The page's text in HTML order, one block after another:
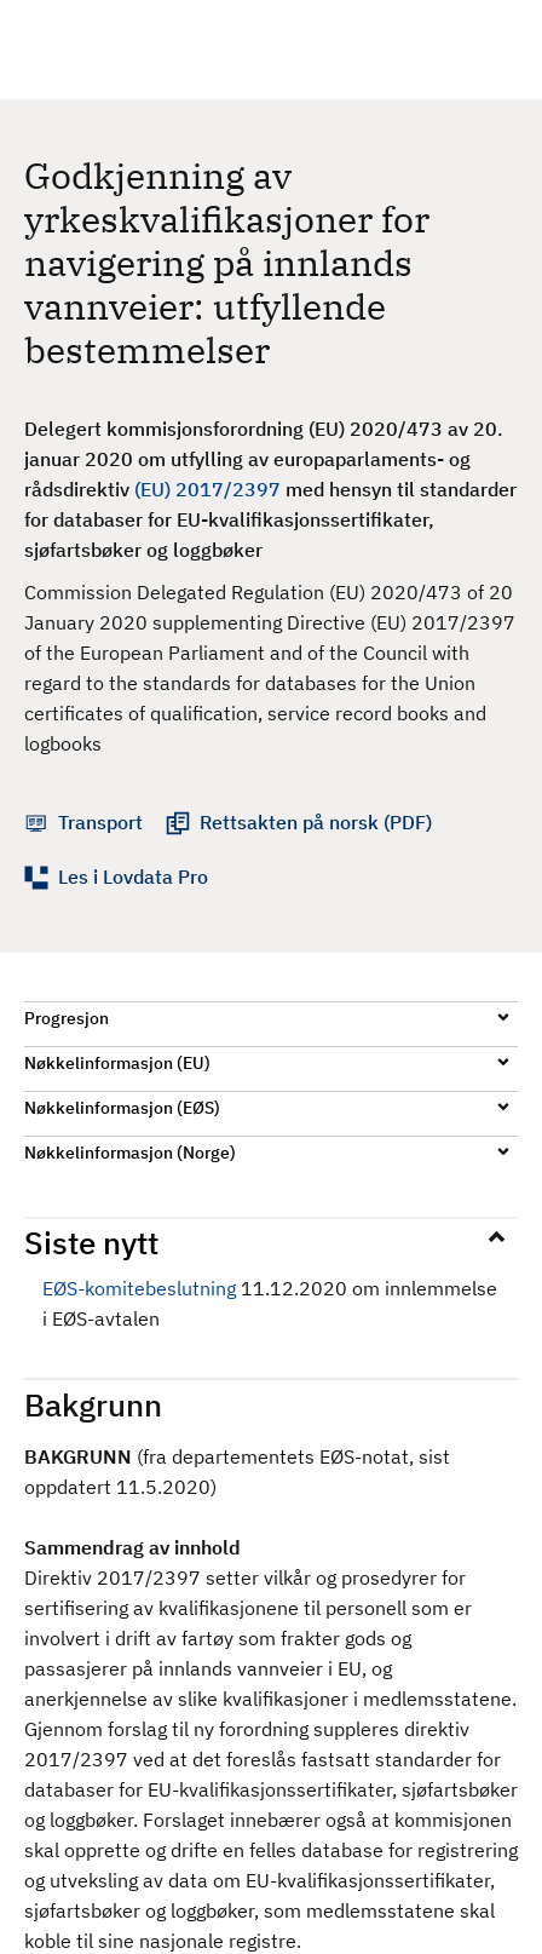
Godkjenning av
yrkeskvalifikasjoner for
navigering på innlands
vannveier: utfyllende
bestemmelser
Delegert kommisjonsforordning (EU) 2020/473 av 20.
januar 2020 om utfylling av europaparlaments- og
rådsdirektiv (EU) 2017/2397 med hensyn til standarder
for databaser for EU-kvalifikasjonssertifikater,
sjøfartsbøker og loggbøker
Commission Delegated Regulation (EU) 2020/473 of 20
January 2020 supplementing Directive (EU) 2017/2397
of the European Parliament and of the Council with
regard to the standards for databases for the Union
certificates of qualification, service record books and
logbooks
Transport Rettsakten på norsk (PDF)
Les i Lovdata Pro
Progresjon
Nøkkelinformasjon (EU)
Nøkkelinformasjon (EØS)
Nøkkelinformasjon (Norge)
Siste nytt
EØS-komitebeslutning 11.12.2020 om innlemmelse
i EØS-avtalen
Bakgrunn
BAKGRUNN (fra departementets EØS-notat, sist
oppdatert 11.5.2020)
Sammendrag av innhold
Direktiv 2017/2397 setter vilkår og prosedyrer for
sertifisering av kvalifikasjonene til personell som er
involvert i drift av fartøy som frakter gods og
passasjerer på innlands vannveier i EU, og
anerkjennelse av slike kvalifikasjoner i medlemsstatene.
Gjennom forslag til ny forordning suppleres direktiv
2017/2397 ved at det foreslås fastsatt standarder for
databaser for EU-kvalifikasjonssertifikater, sjøfartsbøker
og loggbøker. Forslaget innebærer også at kommisjonen
skal opprette og drifte en felles database for registrering
og utveksling av data om EU-kvalifikasjonssertifikater,
sjøfartsbøker og loggbøker, som medlemsstatene skal
koble til sine nasjonale registre.